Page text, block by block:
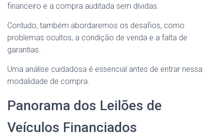
financeiro e a compra auditada sem dívidas.
Contudo, também abordaremos os desafios, como
problemas ocultos, a condição de venda e a falta de
garantias.
Uma análise cuidadosa é essencial antes de entrar nessa
modalidade de compra.
Panorama dos Leilões de
Veículos Financiados